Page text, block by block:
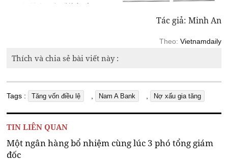
Tác giả: Minh An
Theo: Vietnamdaily
Thích và chia sẻ bài viết này :
Tags : Tăng vốn điều lệ Nam A Bank Nợ xấu gia tăng
TIN LIÊN QUAN
Một ngân hàng bổ nhiệm cùng lúc 3 phó tổng giám
đốc